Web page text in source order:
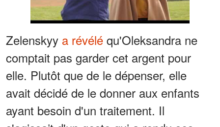
Zelenskyy a révélé qu'Oleksandra ne
comptait pas garder cet argent pour
elle. Plutôt que de le dépenser, elle
avait décidé de le donner aux enfants
ayant besoin d'un traitement. Il